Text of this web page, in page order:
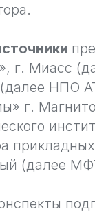
г. Миасс
(далее НПО
г.
(далее